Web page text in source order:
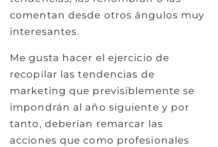
comentan desde otros ángulos muy
interesantes.
Me gusta hacer el ejercicio de
recopilar las tendencias de
marketing que previsiblemente se
impondrán al año siguiente y por
tanto, deberían remarcar las
acciones que como profesionales